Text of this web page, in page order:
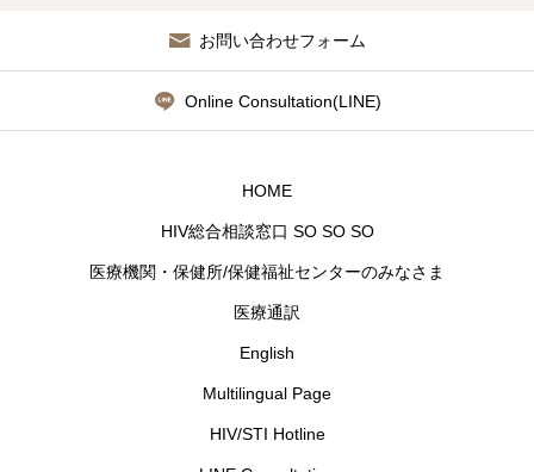
お問い合わせフォーム
Online Consultation(LINE)
HOME
HIV総合相談窓口 SO SO SO
医療機関・保健所/保健福祉センターのみなさま
医療通訳
English
Multilingual Page
HIV/STI Hotline